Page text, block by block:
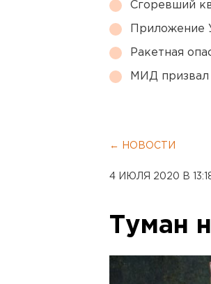
Сгоревший
Приложение
Ракетная
МИД призвал
← НОВОСТИ
4 ИЮЛЯ 2020 В
Туман